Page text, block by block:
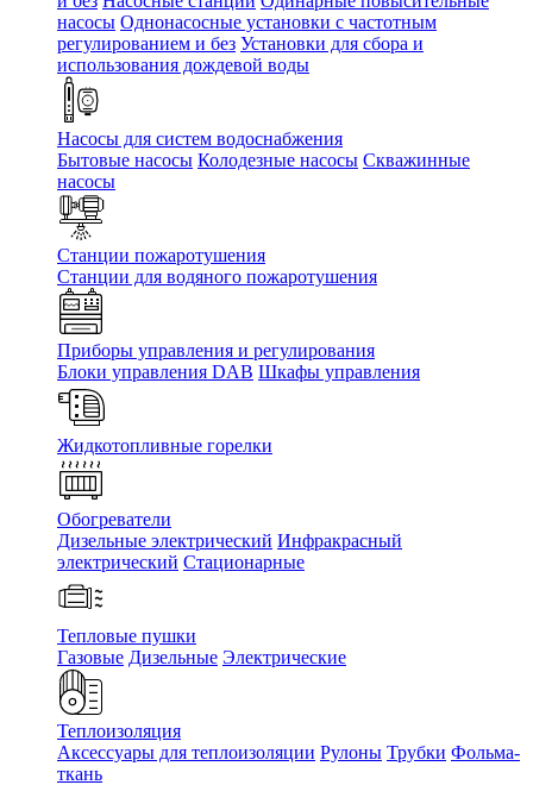
насосы Однонасосные установки с частотным
регулированием и без Установки для сбора и
использования дождевой воды
Насосы для систем водоснабжения
Бытовые насосы Колодезные насосы Скважинные
насосы
Станции пожаротушения
Станции для водяного пожаротушения
Приборы управления и регулирования
Блоки управления DAB Шкафы управления
Жидкотопливные горелки
Обогреватели
Дизельные электрический Инфракрасный
электрический Стационарные
Тепловые пушки
Газовые Дизельные Электрические
Теплоизоляция
Аксессуары для теплоизоляции Рулоны Трубки Фольма-
ткань